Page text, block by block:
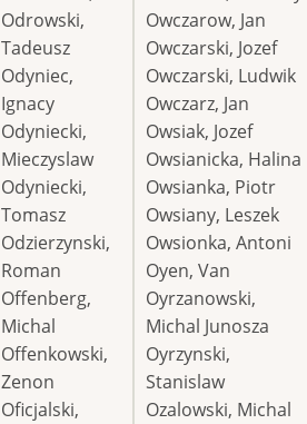
Odrowski,
Tadeusz
Odyniec,
Ignacy
Odyniecki,
Mieczyslaw
Odyniecki,
Tomasz
Odzierzynski,
Roman
Offenberg,
Michal
Offenkowski,
Zenon
Oficjalski,
Owczarow, Jan
Owczarski, Jozef
Owczarski, Ludwik
Owczarz, Jan
Owsiak, Jozef
Owsianicka, Halina
Owsianka, Piotr
Owsiany, Leszek
Owsionka, Antoni
Oyen, Van
Oyrzanowski,
Michal Junosza
Oyrzynski,
Stanislaw
Ozalowski, Michal